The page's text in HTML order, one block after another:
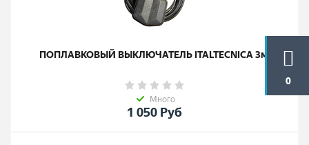
0
ПОПЛАВКОВЫЙ ВЫКЛЮЧАТЕЛЬ ITALTECNICA 3м.
Много
1 050 Руб